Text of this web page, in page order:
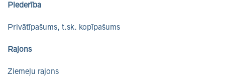
Piederība
Privātīpašums, t.sk. kopīpašums
Rajons
Ziemeļu rajons